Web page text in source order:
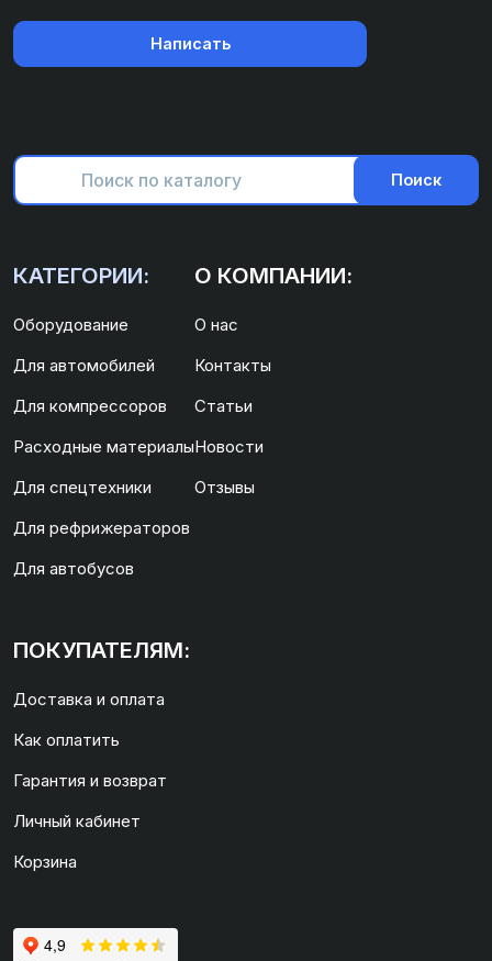
Написать
Поиск
КАТЕГОРИИ:
Оборудование
Для автомобилей
Для компрессоров
Расходные материалы
Для спецтехники
Для рефрижераторов
Для автобусов
О КОМПАНИИ:
О нас
Контакты
Статьи
Новости
Отзывы
ПОКУПАТЕЛЯМ:
Доставка и оплата
Как оплатить
Гарантия и возврат
Личный кабинет
Корзина